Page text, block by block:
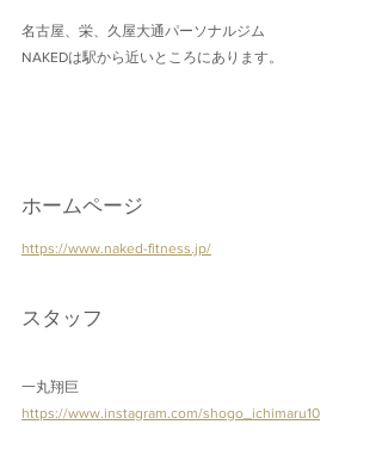
名古屋、栄、久屋大通パーソナルジム
NAKEDは駅から近いところにあります。
ホームページ
https://www.naked-fitness.jp/
スタッフ
一丸翔巨
https://www.instagram.com/shogo_ichimaru10